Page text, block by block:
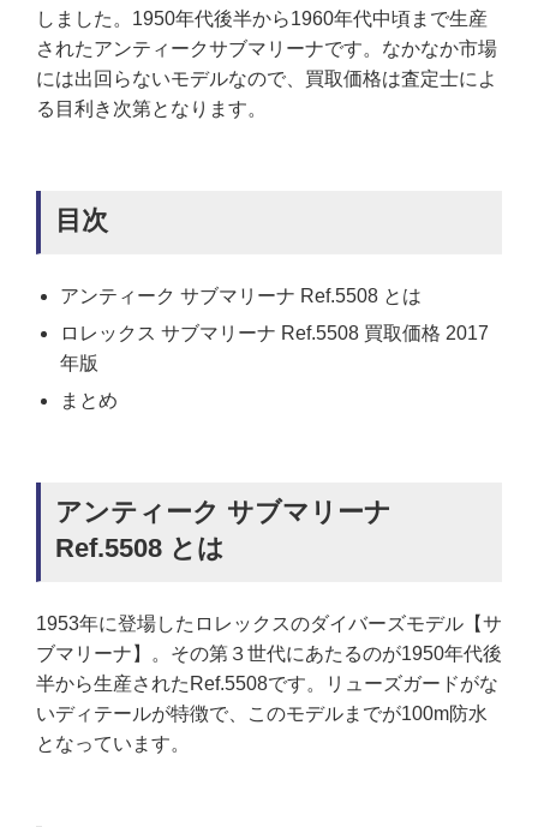
しました。1950年代後半から1960年代中頃まで生産
されたアンティークサブマリーナです。なかなか市場
には出回らないモデルなので、買取価格は査定士によ
る目利き次第となります。
目次
アンティーク サブマリーナ Ref.5508 とは
ロレックス サブマリーナ Ref.5508 買取価格 2017
年版
まとめ
アンティーク サブマリーナ
Ref.5508 とは
1953年に登場したロレックスのダイバーズモデル【サ
ブマリーナ】。その第３世代にあたるのが1950年代後
半から生産されたRef.5508です。リューズガードがな
いディテールが特徴で、このモデルまでが100m防水
となっています。